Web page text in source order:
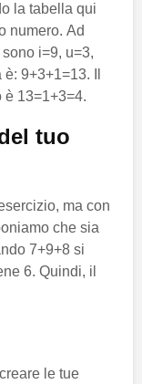
la tabella qui
numero. Ad
i=9, u=3,
9+3+1=13. Il
è 13=1+3=4.
tuo
ma con
che sia
7+9+8 si
6. Quindi, il
le tue